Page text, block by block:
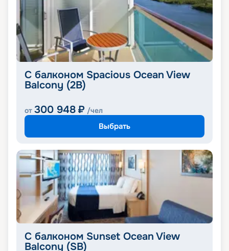
С балконом Spacious Ocean View
Balcony (2B)
от 300 948 ₽ /чел
Выбрать
C балконом Sunset Ocean View
Balcony (SB)